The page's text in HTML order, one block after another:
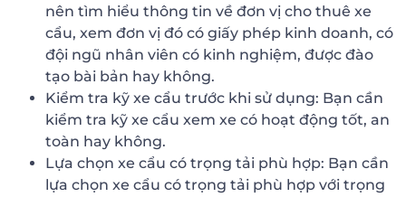
nên tìm hiểu thông tin về đơn vị cho thuê xe
cẩu, xem đơn vị đó có giấy phép kinh doanh, có
đội ngũ nhân viên có kinh nghiệm, được đào
tạo bài bản hay không.
Kiểm tra kỹ xe cẩu trước khi sử dụng: Bạn cần
kiểm tra kỹ xe cẩu xem xe có hoạt động tốt, an
toàn hay không.
Lựa chọn xe cẩu có trọng tải phù hợp: Bạn cần
lựa chọn xe cẩu có trọng tải phù hợp với trọng